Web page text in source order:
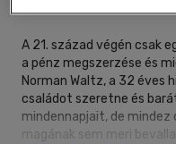
A 21. század végén csak
a pénz megszerzése és
Norman Waltz, a 32 éves
családot szeretne és
mindennapjait, de
magának sem meri